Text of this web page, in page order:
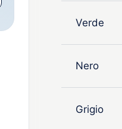
Verde
Nero
Grigio